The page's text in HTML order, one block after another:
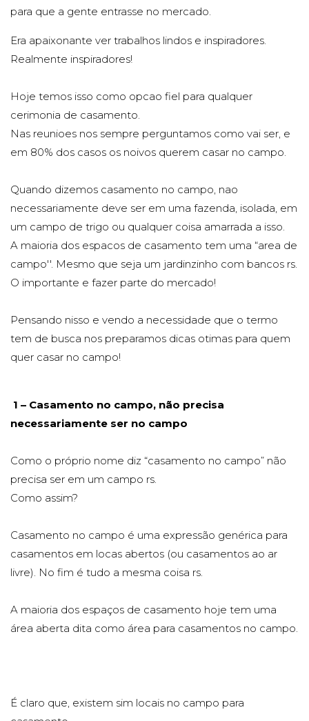
para que a gente entrasse no mercado.
Era apaixonante ver trabalhos lindos e inspiradores.
Realmente inspiradores!
Hoje temos isso como opcao fiel para qualquer
cerimonia de casamento.
Nas reunioes nos sempre perguntamos como vai ser, e
em 80% dos casos os noivos querem casar no campo.
Quando dizemos casamento no campo, nao
necessariamente deve ser em uma fazenda, isolada, em
um campo de trigo ou qualquer coisa amarrada a isso.
A maioria dos espacos de casamento tem uma “area de
campo''. Mesmo que seja um jardinzinho com bancos rs.
O importante e fazer parte do mercado!
Pensando nisso e vendo a necessidade que o termo
tem de busca nos preparamos dicas otimas para quem
quer casar no campo!
1 – Casamento no campo, não precisa
necessariamente ser no campo
Como o próprio nome diz “casamento no campo” não
precisa ser em um campo rs.
Como assim?
Casamento no campo é uma expressão genérica para
casamentos em locas abertos (ou casamentos ao ar
livre). No fim é tudo a mesma coisa rs.
A maioria dos espaços de casamento hoje tem uma
área aberta dita como área para casamentos no campo.
É claro que, existem sim locais no campo para